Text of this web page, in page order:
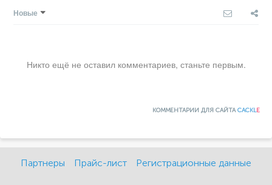
Новые
Никто ещё не оставил комментариев, станьте первым.
КОММЕНТАРИИ ДЛЯ САЙТАCACKLE
Партнеры Прайс-лист Регистрационные данные